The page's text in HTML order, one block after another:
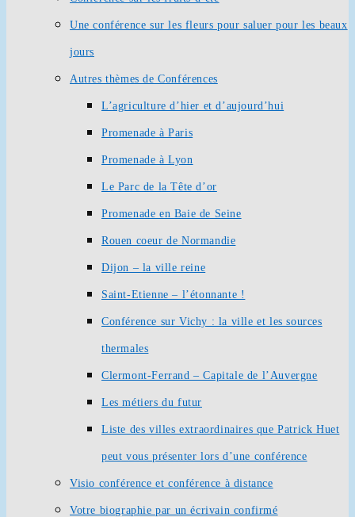
Une conférence sur les fleurs pour saluer pour les beaux
jours
Autres thèmes de Conférences
L’agriculture d’hier et d’aujourd’hui
Promenade à Paris
Promenade à Lyon
Le Parc de la Tête d’or
Promenade en Baie de Seine
Rouen coeur de Normandie
Dijon – la ville reine
Saint-Etienne – l’étonnante !
Conférence sur Vichy : la ville et les sources
thermales
Clermont-Ferrand – Capitale de l’Auvergne
Les métiers du futur
Liste des villes extraordinaires que Patrick Huet
peut vous présenter lors d’une conférence
Visio conférence et conférence à distance
Votre biographie par un écrivain confirmé